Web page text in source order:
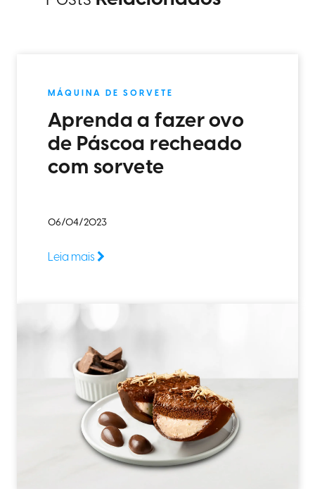
MÁQUINA DE SORVETE
Aprenda a fazer ovo
de Páscoa recheado
com sorvete
06/04/2023
Leia mais